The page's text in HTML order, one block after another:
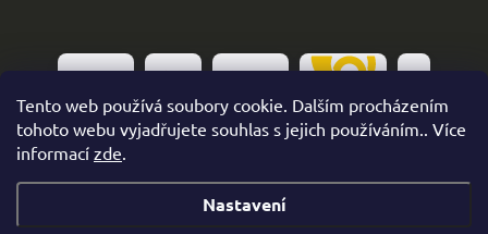
Tento web používá soubory cookie. Dalším procházením
tohoto webu vyjadřujete souhlas s jejich používáním.. Více
informací zde.
Nastavení